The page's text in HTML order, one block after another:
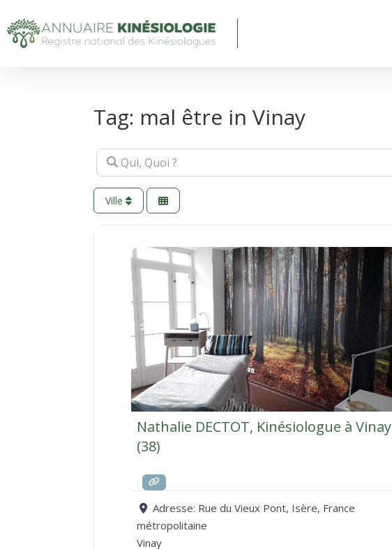
Tag: mal être in Vinay
Qui, Quoi ?
Ville
Nathalie DECTOT, Kinésiologue à Vinay
(38)
Adresse: Rue du Vieux Pont, Isère, France
métropolitaine
Vinay